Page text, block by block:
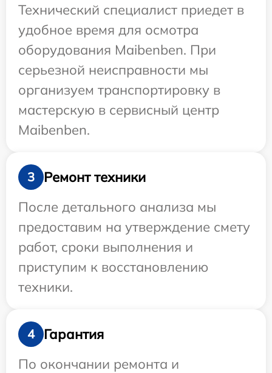
Технический специалист приедет в
удобное время для осмотра
оборудования Maibenben. При
серьезной неисправности мы
организуем транспортировку в
мастерскую в сервисный центр
Maibenben.
3
Ремонт техники
После детального анализа мы
предоставим на утверждение смету
работ, сроки выполнения и
приступим к восстановлению
техники.
4
Гарантия
По окончании ремонта и